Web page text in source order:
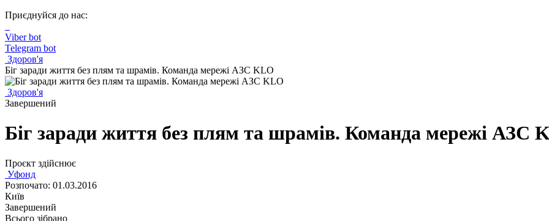
Приєднуйся до нас:
Viber bot
Telegram bot
Здоров'я
Біг заради життя без плям та шрамів. Команда мережі АЗС KLO
Здоров'я
Завершений
Біг заради життя без плям та шрамів. Команда мережі АЗС
Проєкт здійснює
Уфонд
Розпочато: 01.03.2016
Київ
Завершений
Всього зібрано